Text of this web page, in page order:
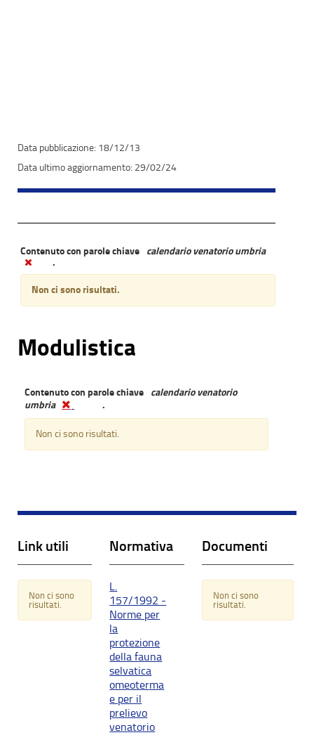
18/12/13
29/02/24
Contenuto con parole chiave
calendario venatorio umbria
.
Non ci sono risultati.
Modulistica
Contenuto con parole chiave
calendario venatorio
umbria
.
Non ci sono risultati.
Link utili
Non ci sono
risultati.
Normativa
L.
157/1992 -
Norme per
la
protezione
della fauna
selvatica
omeoterma
e per il
prelievo
venatorio
Documenti
Non ci sono
risultati.